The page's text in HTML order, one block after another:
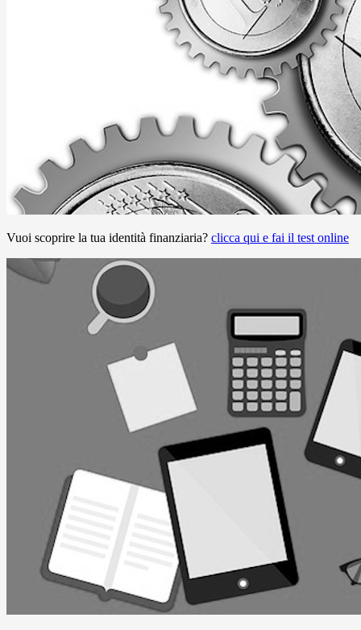
Vuoi scoprire la tua identità finanziaria? clicca qui e fai il test online